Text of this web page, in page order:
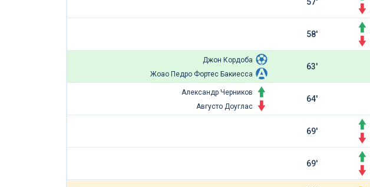
58'
Джон Кордоба
Жоао Педро Фортес Бакиесса
63'
Александр Черников
Августо Доуглас
64'
69'
69'